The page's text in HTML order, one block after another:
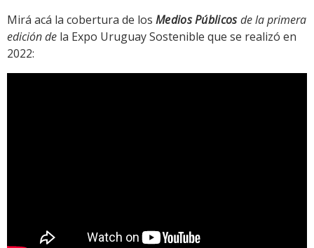
Mirá acá la cobertura de los Medios Públicosde la primera
edición de la Expo Uruguay Sostenible que se realizó en
2022: